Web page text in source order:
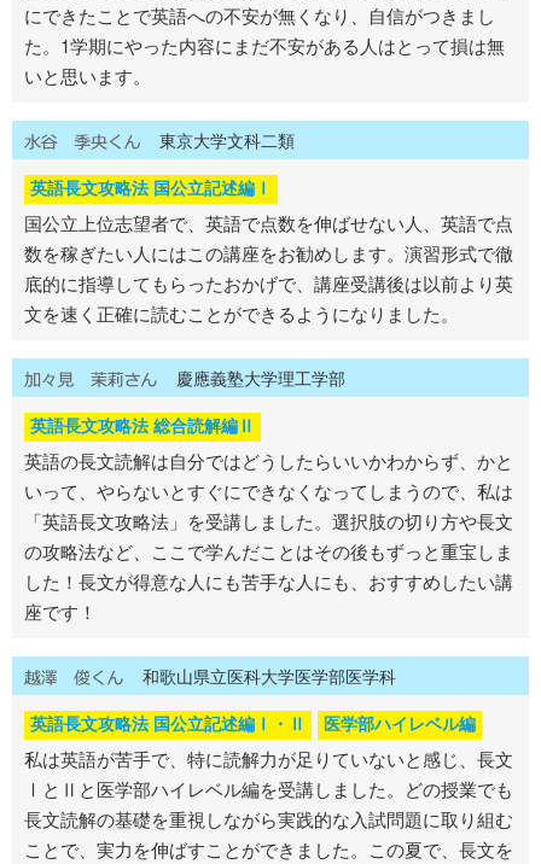
にできたことで英語への不安が無くなり、自信がつきまし
た。1学期にやった内容にまだ不安がある人はとって損は無
いと思います。
東京大学文科二類
英語長文攻略法 国公立記述編Ⅰ
国公立上位志望者で、英語で点数を伸ばせない人、英語で点
数を稼ぎたい人にはこの講座をお勧めします。演習形式で徹
底的に指導してもらったおかげで、講座受講後は以前より英
文を速く正確に読むことができるようになりました。
慶應義塾大学理工学部
英語長文攻略法 総合読解編Ⅱ
英語の長文読解は自分ではどうしたらいいかわからず、かと
いって、やらないとすぐにできなくなってしまうので、私は
「英語長文攻略法」を受講しました。選択肢の切り方や長文
の攻略法など、ここで学んだことはその後もずっと重宝しま
した！長文が得意な人にも苦手な人にも、おすすめしたい講
座です！
和歌山県立医科大学医学部医学科
英語長文攻略法 国公立記述編Ⅰ・Ⅱ 医学部ハイレベル編
私は英語が苦手で、特に読解力が足りていないと感じ、長文
ⅠとⅡと医学部ハイレベル編を受講しました。どの授業でも
長文読解の基礎を重視しながら実践的な入試問題に取り組む
ことで、実力を伸ばすことができました。この夏で、長文を